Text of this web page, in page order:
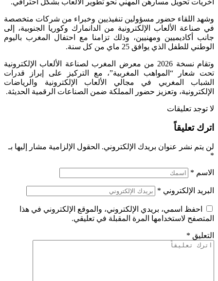
وشهد اللقاء حضور مسؤولين تنفيذيين وخبراء من شركات متخصصة
في صناعة الألعاب الإلكترونية من الدانمارك وكوريا الجنوبية، إلى
جانب أكاديميين ومهنيين، وذلك تزامنا مع احتفال المغرب باليوم
الوطني للطفل الذي يوافق 25 ماي من كل سنة.
وتقام نسخة 2026 من معرض المغرب لصناعة الألعاب الإلكترونية
تحت شعار “المواهب المغربية”، مع التركيز على إبراز قدرات
الشباب المغربي في مجالي الألعاب الإلكترونية والرياضات
الإلكترونية، وتعزيز حضور المملكة ضمن الصناعات الرقمية الحديثة.
لا توجد تعليقات
اترك تعليقاً
لن يتم نشر عنوان بريدك الإلكتروني. الحقول الإلزامية مشار إليها بـ
*
الاسم *
البريد الإلكتروني *
احفظ اسمي، بريدي الإلكتروني، والموقع الإلكتروني في هذا
المتصفح لاستخدامها المرة المقبلة في تعليقي.
التعليق *